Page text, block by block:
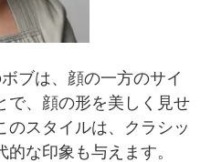
ブは、顔の一方のサイ
で、顔の形を美しく見せ
のスタイルは、クラシッ
な印象も与えます。